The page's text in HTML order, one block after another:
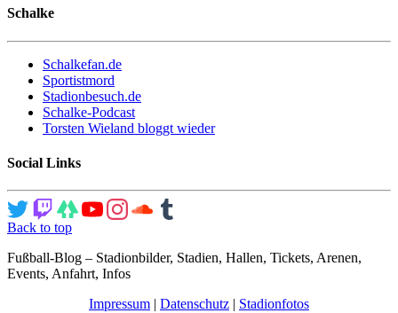
Schalke
Schalkefan.de
Sportistmord
Stadionbesuch.de
Schalke-Podcast
Torsten Wieland bloggt wieder
Social Links
Back to top
Fußball-Blog – Stadionbilder, Stadien, Hallen, Tickets, Arenen,
Events, Anfahrt, Infos
Impressum | Datenschutz | Stadionfotos